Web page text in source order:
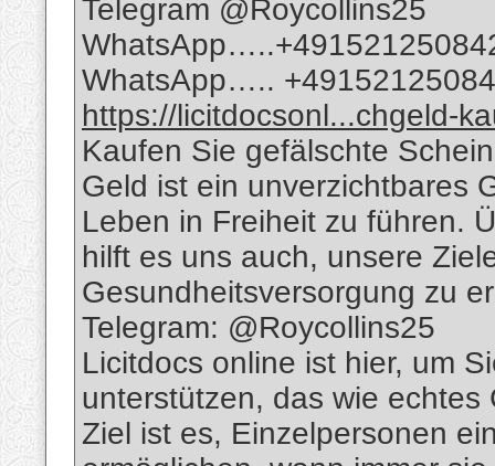
Telegram @Roycollins25
WhatsApp…..
https://licitdocsonl...chgeld-
Kaufen Sie gefälschte
Geld ist ein unverzichtbares
Leben in Freiheit zu führen.
hilft es uns auch, unsere
Gesundheitsversorgung zu
Telegram: @Roycollins25
Licitdocs online ist hier, um
unterstützen, das wie
Ziel ist es, Einzelpersonen